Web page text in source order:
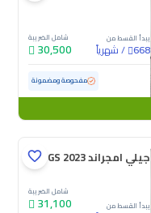
يبدأ القسط من
668
/شهرياً
شامل الضريبة
30,500
مفحوصة ومضمونة
جيلي امجراند GS 2023
يبدأ القسط من
شامل الضريبة
31,100